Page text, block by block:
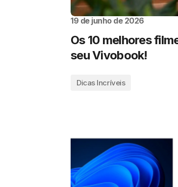
19 de junho de 2026
Os 10 melhores
seu Vivobook!
Dicas Incríveis